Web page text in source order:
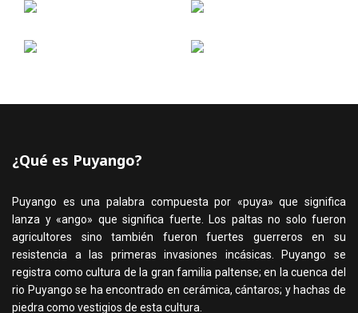
¿Qué es Puyango?
Puyango es una palabra compuesta por «puya» que significa
lanza y «ango» que significa fuerte. Los paltas no solo fueron
agricultores sino también fueron fuertes guerreros en su
resistencia a las primeras invasiones incásicas. Puyango se
registra como cultura de la gran familia paltense; en la cuenca del
rio Puyango se ha encontrado en cerámica, cántaros; y hachas de
piedra como vestigios de esta cultura.